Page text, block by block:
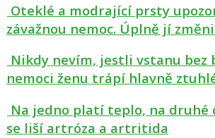
Oteklé a modrající prsty
závažnou nemoc. Úplně jí
Nikdy nevím, jestli vstanu bez
nemoci ženu trápí hlavně
Na jedno platí teplo, na druhé
se liší artróza a artritida